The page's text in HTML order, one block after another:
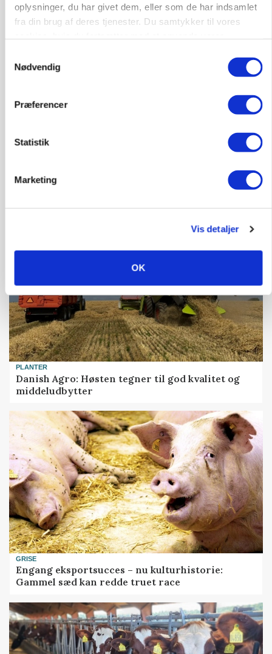
oplysninger, du har givet dem, eller som de har indsamlet
fra din brug af deres tjenester. Du samtykker til vores
Nødvendig
Præferencer
Statistik
Marketing
Vis detaljer
OK
Lave grisepriser og nye regler øger landbobanks
Grambogård får oksekød på menuen hos
PLANTER
Danish Agro: Høsten tegner til god kvalitet og
middeludbytter
GRISE
Engang eksportsucces – nu kulturhistorie:
Gammel sæd kan redde truet race